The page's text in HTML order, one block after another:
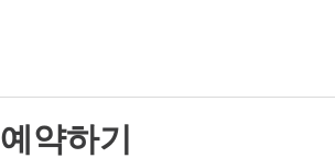
예약하기